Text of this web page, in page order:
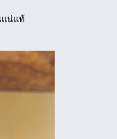
แน่แท้